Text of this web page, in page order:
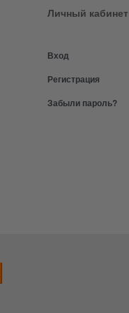
Личный кабинет
Вход
Регистрация
Забыли пароль?